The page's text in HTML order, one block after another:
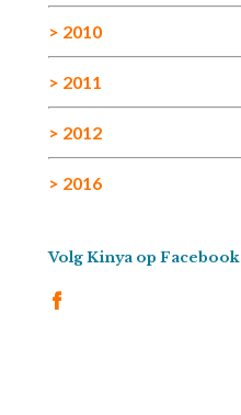
> 2010
> 2011
> 2012
> 2016
Volg Kinya op Facebook